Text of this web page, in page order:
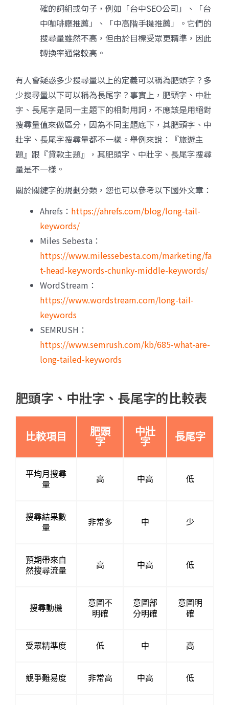
確的詞組或句子，例如「台中SEO公司」、「台
中咖啡廳推薦」、「中高階手機推薦」。它們的
搜尋量雖然不高，但由於目標受眾更精準，因此
轉換率通常較高。
有人會疑惑多少搜尋量以上的定義可以稱為肥頭字？多
少搜尋量以下可以稱為長尾字？事實上，肥頭字、中壯
字、長尾字是同一主題下的相對用詞，不應該是用絕對
搜尋量值來做區分，因為不同主題底下，其肥頭字、中
壯字、長尾字搜尋量都不一樣。舉例來說：『旅遊主
題』跟『貸款主題』，其肥頭字、中壯字、長尾字搜尋
量是不一樣。
關於關鍵字的規劃分類，您也可以參考以下國外文章：
Ahrefs： https://ahrefs.com/blog/long-tail-
keywords/
Miles Sebesta：
https://www.milessebesta.com/marketing/fa
t-head-keywords-chunky-middle-keywords/
WordStream：
https://www.wordstream.com/long-tail-
keywords
SEMRUSH：
https://www.semrush.com/kb/685-what-are-
long-tailed-keywords
肥頭字、中壯字、長尾字的比較表
比較項目
肥頭
字
中壯
字
長尾字
平均月搜尋
量
高 中高 低
搜尋結果數
量
非常多 中 少
預期帶來自
然搜尋流量
高 中高 低
搜尋動機
意圖不
明確
意圖部
分明確
意圖明
確
受眾精準度 低 中 高
競爭難易度 非常高 中高 低